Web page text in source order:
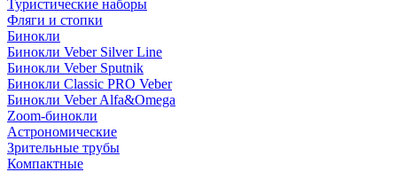
Туристические наборы
Фляги и стопки
Бинокли
Бинокли Veber Silver Line
Бинокли Veber Sputnik
Бинокли Classic PRO Veber
Бинокли Veber Alfa&Omega
Zoom-бинокли
Астрономические
Зрительные трубы
Компактные